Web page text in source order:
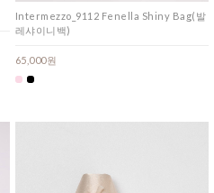
Intermezzo_9112 Fenella Shiny Bag(발
레샤이니백)
65,000원